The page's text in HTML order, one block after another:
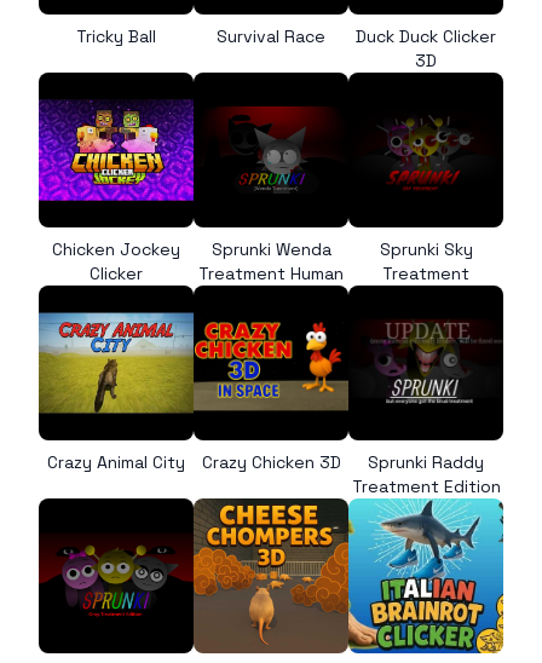
Tricky Ball Survival Race
Duck Duck Clicker
3D
Chicken Jockey
Clicker
Sprunki Wenda
Treatment Human
Sprunki Sky
Treatment
Crazy Animal City Crazy Chicken 3D
Sprunki Raddy
Treatment Edition